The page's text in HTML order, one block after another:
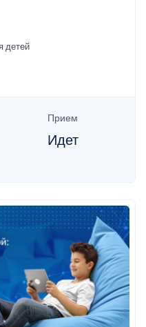
детей
Прием
Идет